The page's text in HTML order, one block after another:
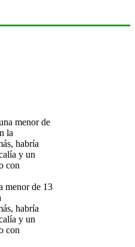
menor de 13
habría
y un
con